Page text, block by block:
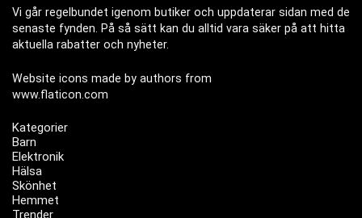
Vi går regelbundet igenom butiker och uppdaterar sidan med de
senaste fynden. På så sätt kan du alltid vara säker på att hitta
aktuella rabatter och nyheter.
Website icons made by authors from
www.flaticon.com
Kategorier
Barn
Elektronik
Hälsa
Skönhet
Hemmet
Trender